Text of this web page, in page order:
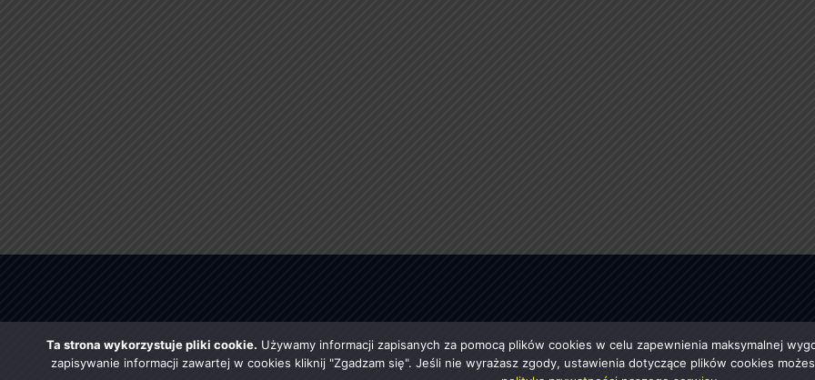
Ta strona wykorzystuje pliki cookie. Używamy informacji zapisanych za pomocą plików cookies w celu zapewnienia maksymalnej
zapisywanie informacji zawartej w cookies kliknij "Zgadzam się". Jeśli nie wyrażasz zgody, ustawienia dotyczące plików cookies